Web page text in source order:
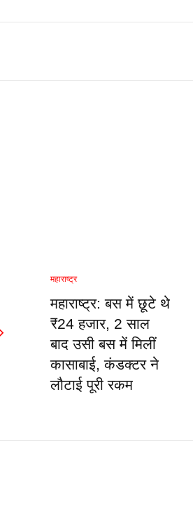
महाराष्ट्र
महाराष्ट्र: बस में छूटे थे
₹24 हजार, 2 साल
बाद उसी बस में मिलीं
कासाबाई, कंडक्टर ने
लौटाई पूरी रकम